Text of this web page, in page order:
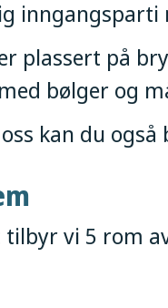
plassert på
bølger og
kan du
vi 5 rom